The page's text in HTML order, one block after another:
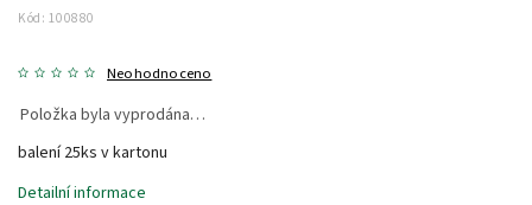
Kód: 100880
Neohodnoceno
Položka byla vyprodána…
balení 25ks v kartonu
Detailní informace